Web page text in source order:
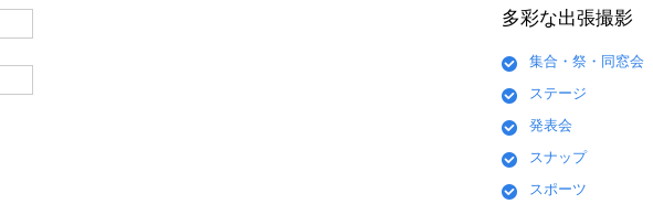
多彩な出張撮影
集合・祭・同窓会
ステージ
発表会
スナップ
スポーツ